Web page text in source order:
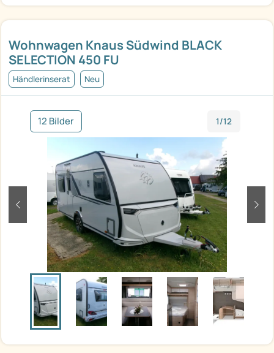
Wohnwagen Knaus Südwind BLACK
SELECTION 450 FU
Händlerinserat Neu
12 Bilder 1/12
zurück